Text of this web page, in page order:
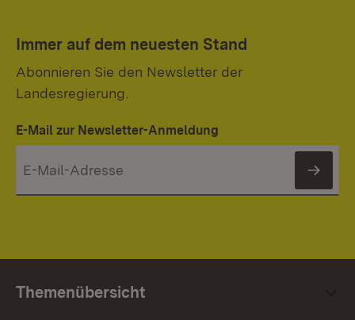
Immer auf dem neuesten Stand
Abonnieren Sie den Newsletter der
Landesregierung.
E-Mail zur Newsletter-Anmeldung
Themenübersicht